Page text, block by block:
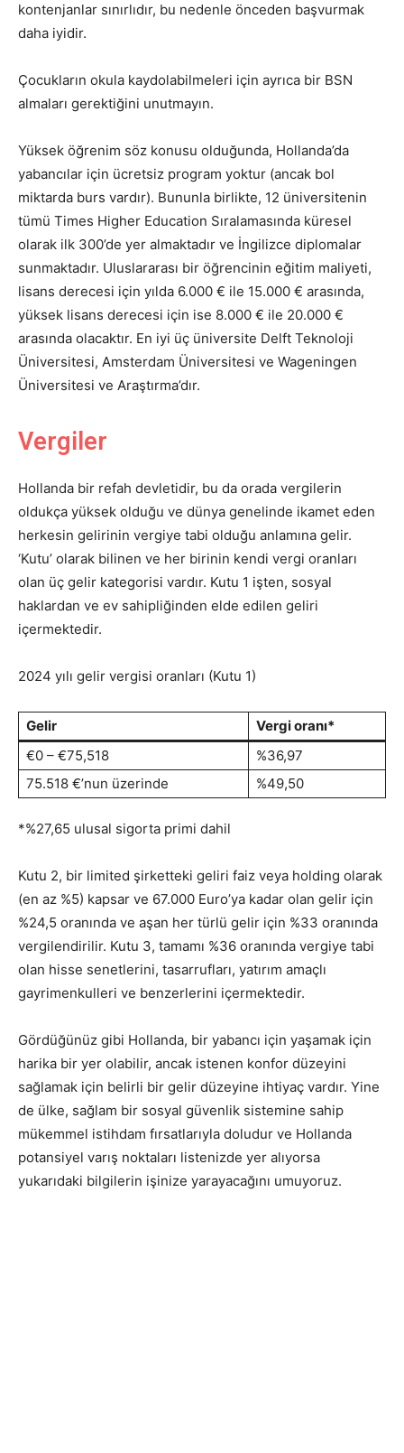
kontenjanlar sınırlıdır, bu nedenle önceden başvurmak
daha iyidir.
Çocukların okula kaydolabilmeleri için ayrıca bir BSN
almaları gerektiğini unutmayın.
Yüksek öğrenim söz konusu olduğunda, Hollanda’da
yabancılar için ücretsiz program yoktur (ancak bol
miktarda burs vardır). Bununla birlikte, 12 üniversitenin
tümü Times Higher Education Sıralamasında küresel
olarak ilk 300’de yer almaktadır ve İngilizce diplomalar
sunmaktadır. Uluslararası bir öğrencinin eğitim maliyeti,
lisans derecesi için yılda 6.000 € ile 15.000 € arasında,
yüksek lisans derecesi için ise 8.000 € ile 20.000 €
arasında olacaktır. En iyi üç üniversite Delft Teknoloji
Üniversitesi, Amsterdam Üniversitesi ve Wageningen
Üniversitesi ve Araştırma’dır.
Vergiler
Hollanda bir refah devletidir, bu da orada vergilerin
oldukça yüksek olduğu ve dünya genelinde ikamet eden
herkesin gelirinin vergiye tabi olduğu anlamına gelir.
‘Kutu’ olarak bilinen ve her birinin kendi vergi oranları
olan üç gelir kategorisi vardır. Kutu 1 işten, sosyal
haklardan ve ev sahipliğinden elde edilen geliri
içermektedir.
2024 yılı gelir vergisi oranları (Kutu 1)
Gelir
Vergi oranı*
€0 – €75,518
%36,97
75.518 €’nun üzerinde
%49,50
*%27,65 ulusal sigorta primi dahil
Kutu 2, bir limited şirketteki geliri faiz veya holding olarak
(en az %5) kapsar ve 67.000 Euro’ya kadar olan gelir için
%24,5 oranında ve aşan her türlü gelir için %33 oranında
vergilendirilir. Kutu 3, tamamı %36 oranında vergiye tabi
olan hisse senetlerini, tasarrufları, yatırım amaçlı
gayrimenkulleri ve benzerlerini içermektedir.
Gördüğünüz gibi Hollanda, bir yabancı için yaşamak için
harika bir yer olabilir, ancak istenen konfor düzeyini
sağlamak için belirli bir gelir düzeyine ihtiyaç vardır. Yine
de ülke, sağlam bir sosyal güvenlik sistemine sahip
mükemmel istihdam fırsatlarıyla doludur ve Hollanda
potansiyel varış noktaları listenizde yer alıyorsa
yukarıdaki bilgilerin işinize yarayacağını umuyoruz.